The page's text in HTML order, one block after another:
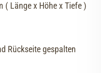
( Länge x Höhe x Tiefe )
Rückseite gespalten